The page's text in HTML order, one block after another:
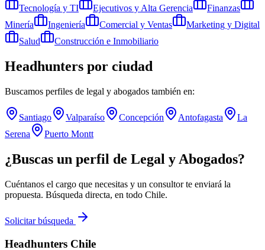
Tecnología y TI Ejecutivos y Alta Gerencia
Finanzas
Minería
Ingeniería Comercial y Ventas
Marketing y Digital
Salud
Construcción e Inmobiliario
Headhunters por ciudad
Buscamos perfiles de legal y abogados también en:
Santiago Valparaíso Concepción Antofagasta
La
Serena
Puerto Montt
¿Buscas un perfil de Legal y Abogados?
Cuéntanos el cargo que necesitas y un consultor te enviará la
propuesta. Búsqueda directa, en todo Chile.
Solicitar búsqueda
Headhunters Chile